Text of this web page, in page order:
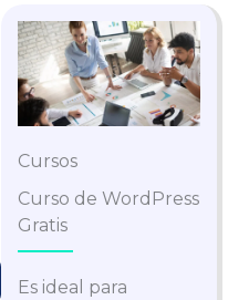
Cursos
Curso de WordPress
Gratis
Es ideal para